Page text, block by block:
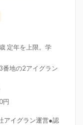
定年を上限。学
地の2アイグラン
円
アイグラン運営●認